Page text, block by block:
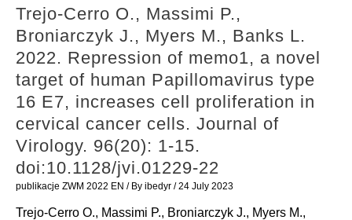
Trejo-Cerro O., Massimi P.,
Broniarczyk J., Myers M., Banks L.
2022. Repression of memo1, a novel
target of human Papillomavirus type
16 E7, increases cell proliferation in
cervical cancer cells. Journal of
Virology. 96(20): 1-15.
doi:10.1128/jvi.01229-22
publikacje ZWM 2022 EN / By ibedyr /24 July 2023
Trejo-Cerro O., Massimi P., Broniarczyk J., Myers M.,